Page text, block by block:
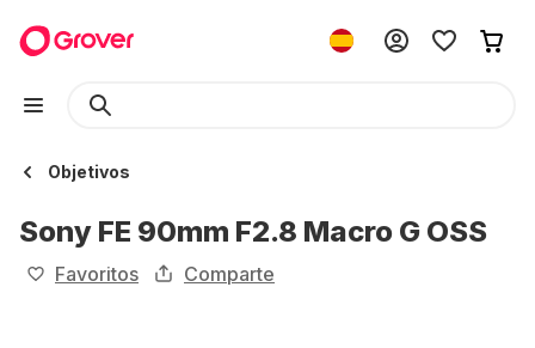
Objetivos
Sony FE 90mm F2.8 Macro G OSS
Favoritos Comparte